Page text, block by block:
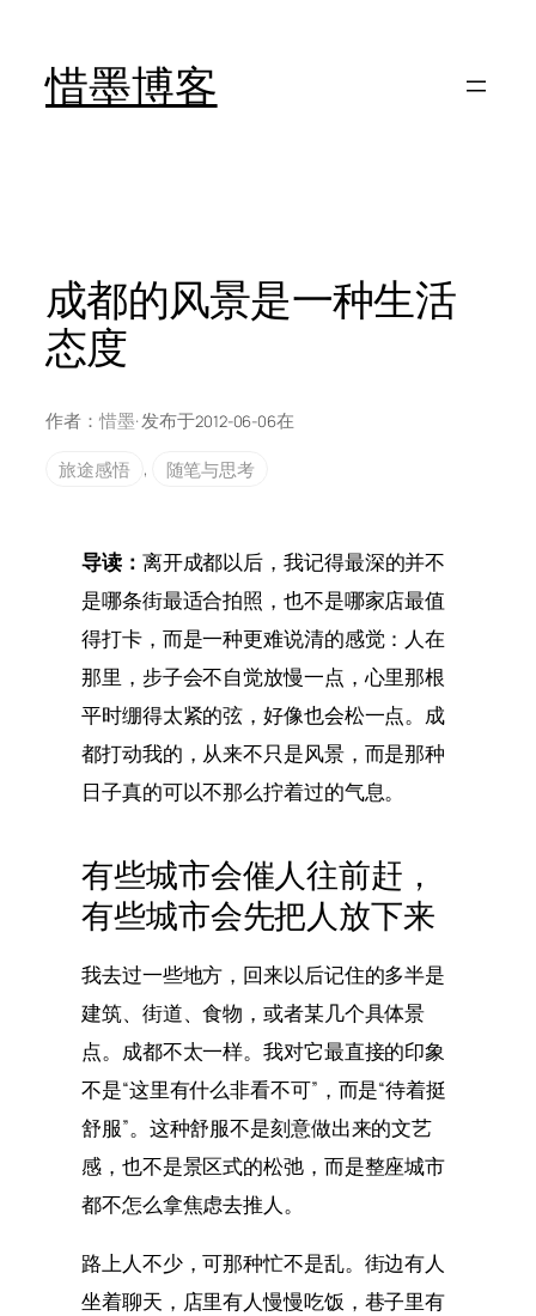
惜墨博客
成都的风景是一种生活
态度
作者： 惜墨· 发布于2012-06-06在
旅途感悟 , 随笔与思考
导读： 离开成都以后，我记得最深的并不
是哪条街最适合拍照，也不是哪家店最值
得打卡，而是一种更难说清的感觉：人在
那里，步子会不自觉放慢一点，心里那根
平时绷得太紧的弦，好像也会松一点。成
都打动我的，从来不只是风景，而是那种
日子真的可以不那么拧着过的气息。
有些城市会催人往前赶，
有些城市会先把人放下来
我去过一些地方，回来以后记住的多半是
建筑、街道、食物，或者某几个具体景
点。成都不太一样。我对它最直接的印象
不是“这里有什么非看不可”，而是“待着挺
舒服”。这种舒服不是刻意做出来的文艺
感，也不是景区式的松弛，而是整座城市
都不怎么拿焦虑去推人。
路上人不少，可那种忙不是乱。街边有人
坐着聊天，店里有人慢慢吃饭，巷子里有